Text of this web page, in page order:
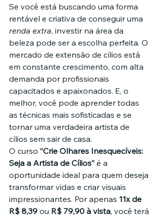
Se você está buscando uma forma
rentável e criativa de conseguir uma
renda extra, investir na área da
beleza pode ser a escolha perfeita. O
mercado de extensão de cílios está
em constante crescimento, com alta
demanda por profissionais
capacitados e apaixonados. E, o
melhor, você pode aprender todas
as técnicas mais sofisticadas e se
tornar uma verdadeira artista de
cílios sem sair de casa.
O curso “Crie Olhares Inesquecíveis:
Seja a Artista de Cílios” é a
oportunidade ideal para quem deseja
transformar vidas e criar visuais
impressionantes. Por apenas 11x de
R$ 8,39 ou R$ 79,90 à vista, você terá